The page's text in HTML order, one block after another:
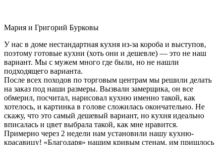
Мария и Григорий Бурковы
У нас в доме нестандартная кухня из-за короба и выступов,
поэтому готовые кухни (хоть они и дешевле) — это не наш
вариант. Мы с мужем много где были, но не нашли
подходящего варианта.
После всех походов по торговым центрам мы решили делать
на заказ под наши размеры. Вызвали замерщика, он все
обмерил, посчитал, нарисовал кухню именно такой, как
хотелось, и картинка в голове сложилась окончательно. Не
скажу, что это самый дешевый вариант, но кухня идеально
вписалась и цвет выбрала такой, как мне нравится.
Примерно через 2 недели нам установили нашу кухню-
красавицу! «Благодаря» нашим кривым стенам, им пришлось